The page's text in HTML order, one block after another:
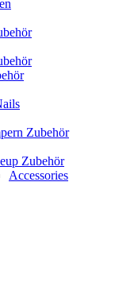
Zubehör
Zubehör
Accessories